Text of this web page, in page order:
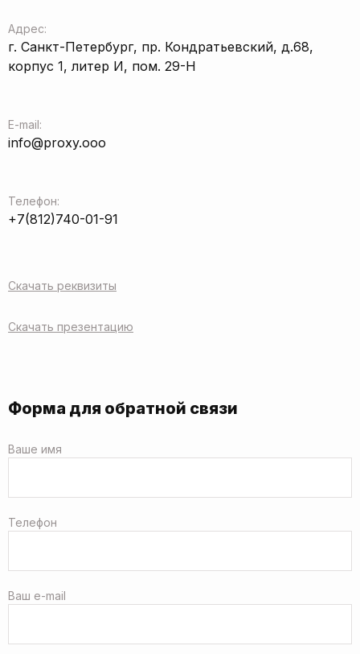
Адрес:
г. Санкт-Петербург, пр. Кондратьевский, д.68,
корпус 1, литер И, пом. 29-Н
E-mail:
info@proxy.ooo
Телефон:
+7(812)740-01-91
Скачать реквизиты
Скачать презентацию
Форма для обратной связи
Ваше имя
Телефон
Ваш e-mail